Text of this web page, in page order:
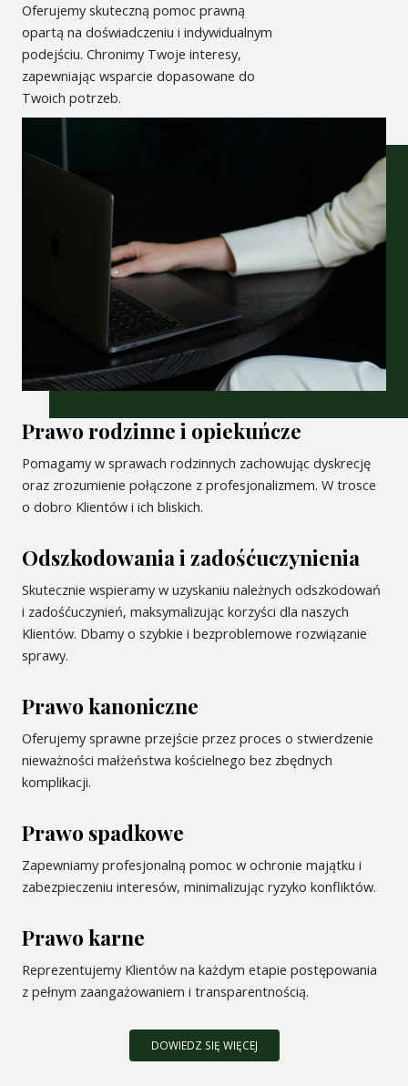
Oferujemy skuteczną pomoc prawną
opartą na doświadczeniu i indywidualnym
podejściu. Chronimy Twoje interesy,
zapewniając wsparcie dopasowane do
Twoich potrzeb.
Prawo rodzinne i opiekuńcze
Pomagamy w sprawach rodzinnych zachowując dyskrecję
oraz zrozumienie połączone z profesjonalizmem. W trosce
o dobro Klientów i ich bliskich.
Odszkodowania i zadośćuczynienia
Skutecznie wspieramy w uzyskaniu należnych odszkodowań
i zadośćuczynień, maksymalizując korzyści dla naszych
Klientów. Dbamy o szybkie i bezproblemowe rozwiązanie
sprawy.
Prawo kanoniczne
Oferujemy sprawne przejście przez proces o stwierdzenie
nieważności małżeństwa kościelnego bez zbędnych
komplikacji.
Prawo spadkowe
Zapewniamy profesjonalną pomoc w ochronie majątku i
zabezpieczeniu interesów, minimalizując ryzyko konfliktów.
Prawo karne
Reprezentujemy Klientów na każdym etapie postępowania
z pełnym zaangażowaniem i transparentnością.
DOWIEDZ SIĘ WIĘCEJ